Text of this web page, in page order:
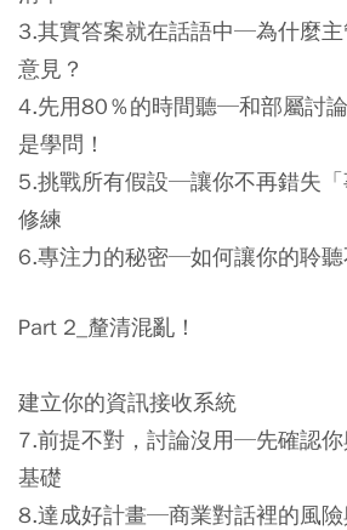
3.其實答案就在話語中─為什麼
意見？
4.先用80％的時間聽─和部屬討
是學問！
5.挑戰所有假設─讓你不再錯失
修練
6.專注力的秘密─如何讓你的聆聽
Part 2_釐清混亂！
建立你的資訊接收系統
7.前提不對，討論沒用─先確認
基礎
8.達成好計畫─商業對話裡的風